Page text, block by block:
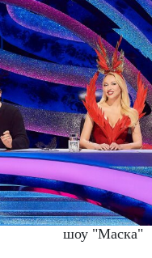
шоу "Маска"